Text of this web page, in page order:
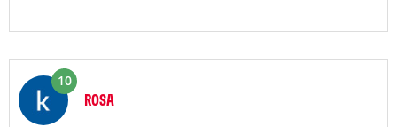
10
ROSA